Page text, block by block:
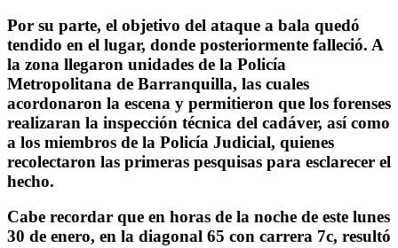
Por su parte, el objetivo del ataque a bala quedó
tendido en el lugar, donde posteriormente falleció. A
la zona llegaron unidades de la Policía
Metropolitana de Barranquilla, las cuales
acordonaron la escena y permitieron que los forenses
realizaran la inspección técnica del cadáver, así como
a los miembros de la Policía Judicial, quienes
recolectaron las primeras pesquisas para esclarecer el
hecho.
Cabe recordar que en horas de la noche de este lunes
30 de enero, en la diagonal 65 con carrera 7c, resultó